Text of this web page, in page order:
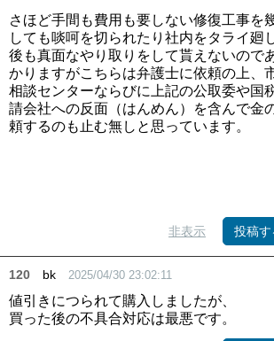
さほど手間も費用も要しない修復工事を
しても啖呵を切られたり社内をタライ廻
後も真面なやり取りをして貰えないので
かりますがこちらは弁護士に依頼の上、
相談センターならびに上記の公取委や国
請会社への反面（はんめん）を含んで金
頼するのも止む無しと思っています。
非表示 投稿す
120 bk 2025/04/30 23:02:11
値引きにつられて購入しましたが、
買った後の不具合対応は最悪です。